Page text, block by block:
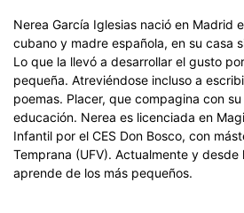
Nerea García Iglesias nació en Madrid
cubano y madre española, en su casa
Lo que la llevó a desarrollar el gusto
pequeña. Atreviéndose incluso a
poemas. Placer, que compagina con
educación. Nerea es licenciada en
Infantil por el CES Don Bosco, con
Temprana (UFV). Actualmente y
aprende de los más pequeños.